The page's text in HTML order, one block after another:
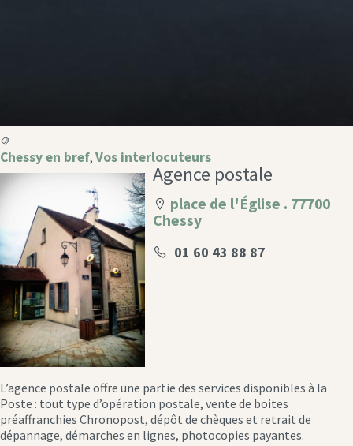
Chessy en bref, Vos interlocuteurs
Agence postale
place de l'Église . 77700
Chessy
01 60 43 88 87
L’agence postale offre une partie des services disponibles à la
Poste : tout type d’opération postale, vente de boites
préaffranchies Chronopost, dépôt de chèques et retrait de
dépannage, démarches en lignes, photocopies payantes.